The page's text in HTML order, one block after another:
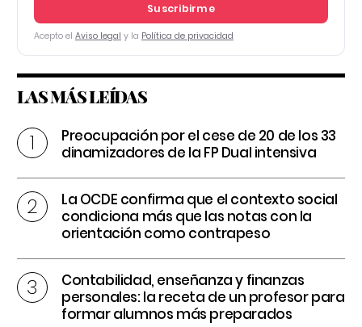
Suscribirme
Acepto el Aviso legal y la Política de privacidad
LAS MÁS LEÍDAS
Preocupación por el cese de 20 de los 33
dinamizadores de la FP Dual intensiva
La OCDE confirma que el contexto social
condiciona más que las notas con la
orientación como contrapeso
Contabilidad, enseñanza y finanzas
personales: la receta de un profesor para
formar alumnos más preparados